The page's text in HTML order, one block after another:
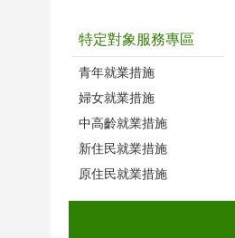
特定對象服務專區
青年就業措施
婦女就業措施
中高齡就業措施
新住民就業措施
原住民就業措施